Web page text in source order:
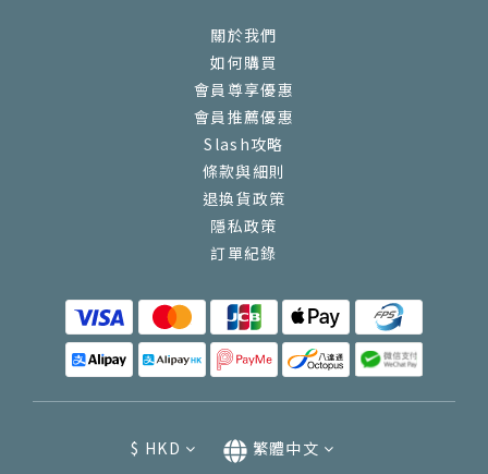
關於我們
如何購買
會員尊享優惠
會員推薦優惠
Slash攻略
條款與細則
退換貨政策
隱私政策
訂單紀錄
$ HKD 繁體中文